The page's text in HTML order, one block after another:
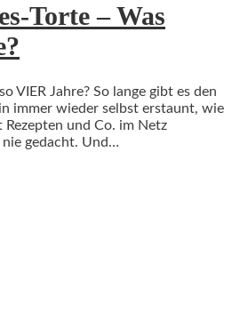
Torte – Was
VIER Jahre? So lange gibt es den
immer wieder selbst erstaunt, wie
Rezepten und Co. im Netz
gedacht. Und…